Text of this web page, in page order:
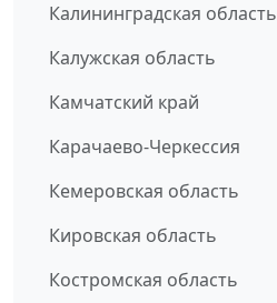
Калининградская область
Калужская область
Камчатский край
Карачаево-Черкессия
Кемеровская область
Кировская область
Костромская область